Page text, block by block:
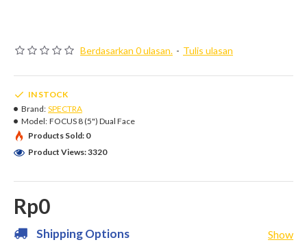
Berdasarkan 0 ulasan. - Tulis ulasan
Rp0
IN STOCK
Brand: SPECTRA
Model: FOCUS 8 (5") Dual Face
Products Sold: 0
Product Views: 3320
Shipping Options Show